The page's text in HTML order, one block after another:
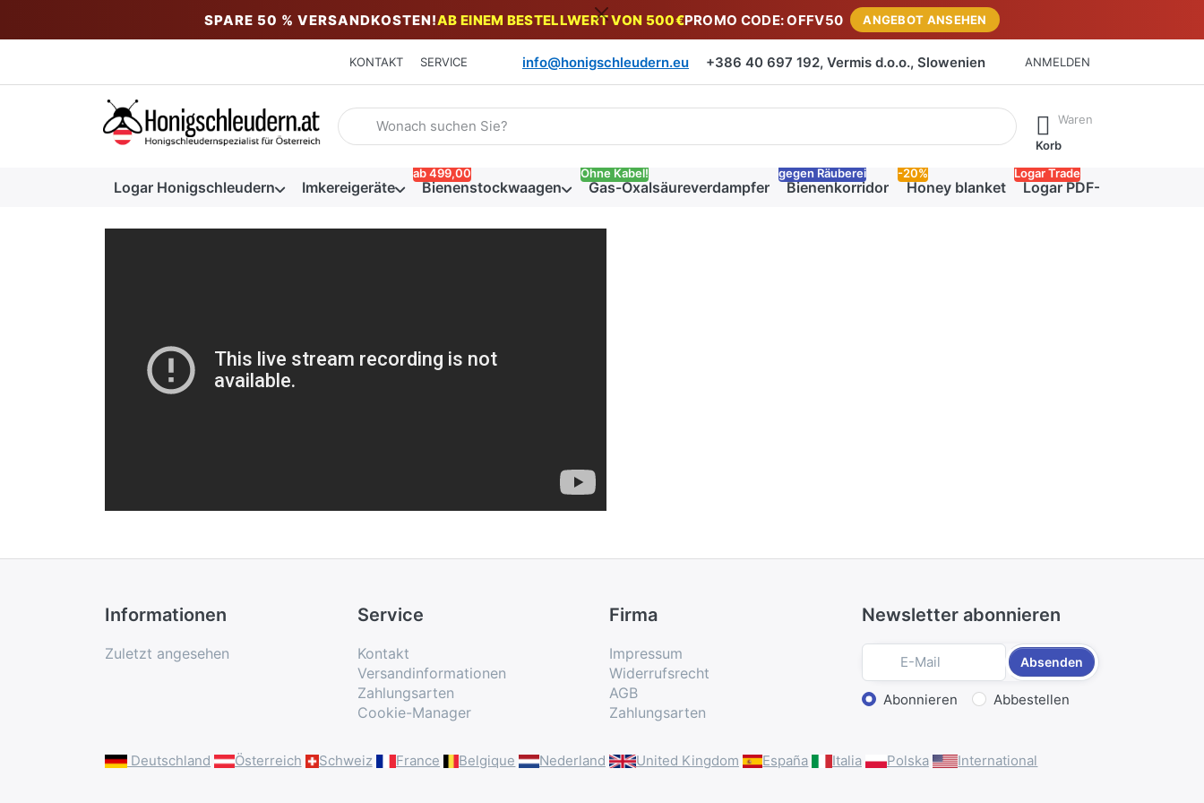
SPARE 50 % VERSANDKOSTEN!AB EINEM BESTELLWERT VON 500€PROMO CODE: OFFV50 ANGEBOT ANSEHEN
KONTAKT SERVICE info@honigschleudern.eu +386 40 697 192, Vermis d.o.o., Slowenien ANMELDEN
Geben Sie einen Suchbegriff ein. Während Sie tippen, erscheinen automatisch erste Ergebnisse. Drücken Sie die Eingabetaste, um alle
Waren
Korb
Logar Honigschleudern Imkereigeräte Bienenstockwaagen
ab 499,00
Gas-Oxalsäureverdampfer
Ohne Kabel!
Bienenkorridor
gegen Räuberei
Honey blanket
-20%
Logar PDF-Katalog
Logar Trade
Informationen
Zuletzt angesehen
Service
Kontakt
Versandinformationen
Zahlungsarten
Cookie-Manager
Firma
Impressum
Widerrufsrecht
AGB
Zahlungsarten
Newsletter abonnieren
Absenden
Aktion wählen
Abonnieren Abbestellen
Deutschland Österreich Schweiz France Belgique Nederland United Kingdom España Italia Polska International